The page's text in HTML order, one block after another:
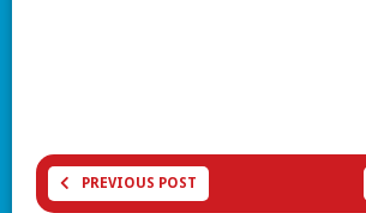
PREVIOUS POST